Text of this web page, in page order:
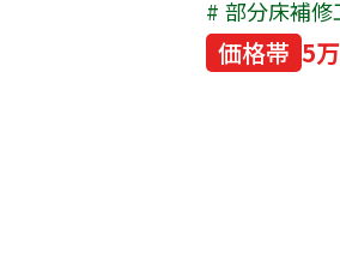
部分床補修
価格帯 5